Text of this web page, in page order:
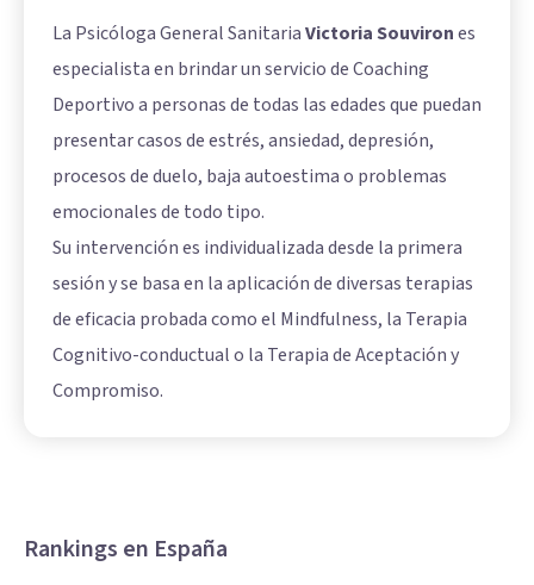
La Psicóloga General SanitariaVictoria Souvirones
especialista en brindar un servicio de Coaching
Deportivo a personas de todas las edades que puedan
presentar casos de estrés, ansiedad, depresión,
procesos de duelo, baja autoestima o problemas
emocionales de todo tipo.
Su intervención es individualizada desde la primera
sesión y se basa en la aplicación de diversas terapias
de eficacia probada como el Mindfulness, la Terapia
Cognitivo-conductual o la Terapia de Aceptación y
Compromiso.
Rankings en España